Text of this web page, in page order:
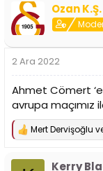
k
i
l
:
Ozan K.Ş.
2 Ara 2022
Ahmet Cömert
avrupa maçımız
T
p
Mert Dervişoğlu
Kerry